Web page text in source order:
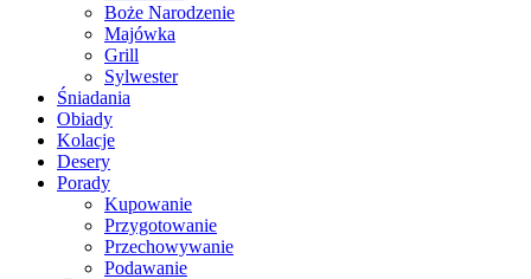
Boże Narodzenie
Majówka
Grill
Sylwester
Śniadania
Obiady
Kolacje
Desery
Porady
Kupowanie
Przygotowanie
Przechowywanie
Podawanie